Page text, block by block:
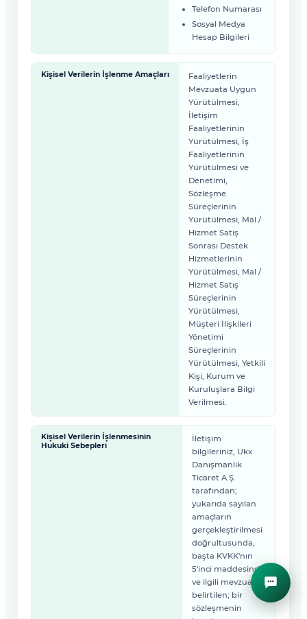
Telefon Numarası
Sosyal Medya
Hesap Bilgileri
Kişisel Verilerin İşlenme Amaçları
Faaliyetlerin
Mevzuata Uygun
Yürütülmesi,
İletişim
Faaliyetlerinin
Yürütülmesi, İş
Faaliyetlerinin
Yürütülmesi ve
Denetimi,
Sözleşme
Süreçlerinin
Yürütülmesi, Mal /
Hizmet Satış
Sonrası Destek
Hizmetlerinin
Yürütülmesi, Mal /
Hizmet Satış
Süreçlerinin
Yürütülmesi,
Müşteri İlişkileri
Yönetimi
Süreçlerinin
Yürütülmesi, Yetkili
Kişi, Kurum ve
Kuruluşlara Bilgi
Verilmesi.
Kişisel Verilerin İşlenmesinin
Hukuki Sebepleri
İletişim
bilgileriniz, Ukx
Danışmanlık
Ticaret A.Ş.
tarafından;
yukarıda sayılan
amaçların
gerçekleştirilmesi
doğrultusunda,
başta KVKK'nın
5'inci maddesinde
ve ilgili mevzuatta
belirtilen; bir
sözleşmenin